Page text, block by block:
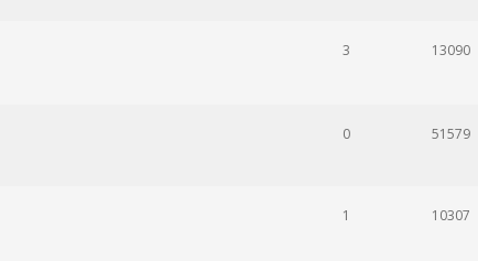
3 13090
0 51579
1 10307